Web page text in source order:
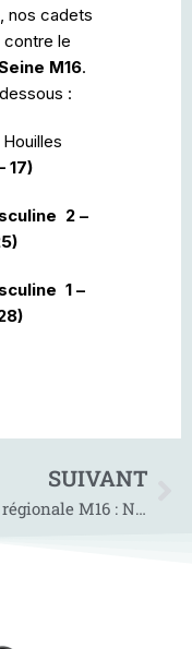
nos cadets
contre le
M16.
:
17)
2 –
1 –
SUIVANT
Finale régionale M16 : Nos Cadets sont Champions d’Île-de-France